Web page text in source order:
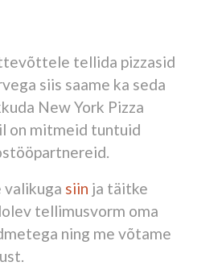
tellida pizzasid
siis saame ka seda
New York Pizza
on mitmeid tuntuid
valikuga siin ja täitke
tellimusvorm oma
ning me võtame